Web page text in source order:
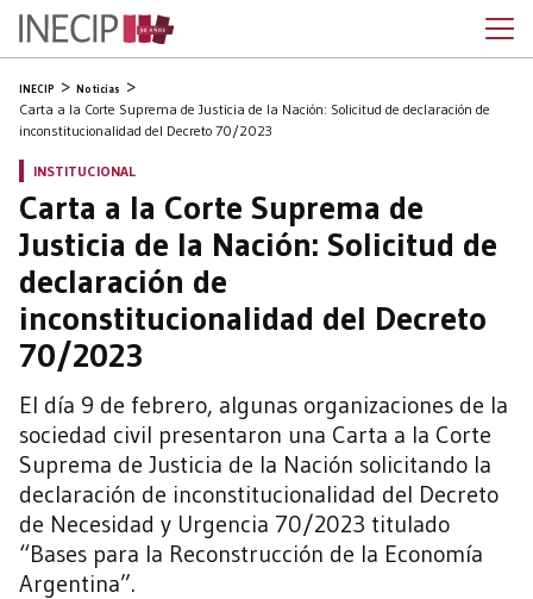
INECIP Noticias
Carta a la Corte Suprema de Justicia de la Nación: Solicitud de declaración de
inconstitucionalidad del Decreto 70/2023
INSTITUCIONAL
Carta a la Corte Suprema de
Justicia de la Nación: Solicitud de
declaración de
inconstitucionalidad del Decreto
70/2023
El día 9 de febrero, algunas organizaciones de la
sociedad civil presentaron una Carta a la Corte
Suprema de Justicia de la Nación solicitando la
declaración de inconstitucionalidad del Decreto
de Necesidad y Urgencia 70/2023 titulado
“Bases para la Reconstrucción de la Economía
Argentina”.